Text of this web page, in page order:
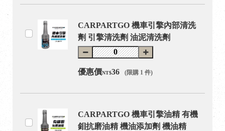
CARPARTGO 機車引擎內部清洗
劑 引擎清洗劑 油泥清洗劑
優惠價NT$36 (限購 1 件)
CARPARTGO 機車引擎油精 有機
鉬抗磨油精 機油添加劑 機油精